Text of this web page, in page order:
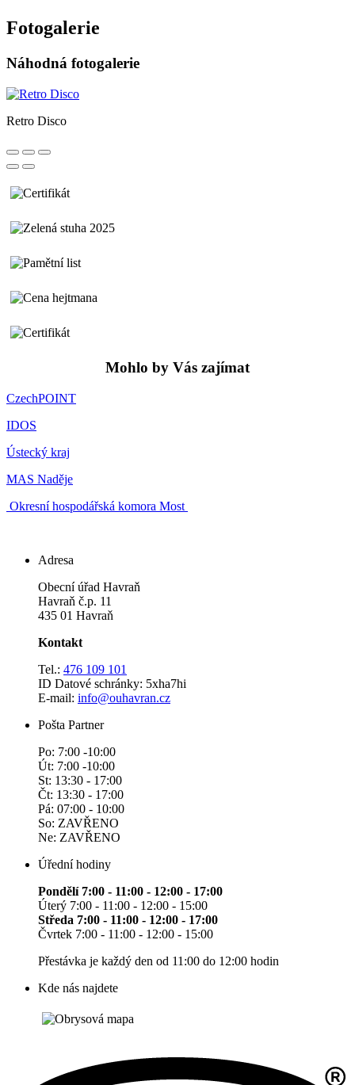
Fotogalerie
Náhodná fotogalerie
Retro Disco
Mohlo by Vás zajímat
CzechPOINT
IDOS
Ústecký kraj
MAS Naděje
Okresní hospodářská komora Most
Adresa
Obecní úřad Havraň
Havraň č.p. 11
435 01 Havraň
Kontakt
Tel.: 476 109 101
ID Datové schránky: 5xha7hi
E-mail: info@ouhavran.cz
Pošta Partner
Po: 7:00 -10:00
Út: 7:00 -10:00
St: 13:30 - 17:00
Čt: 13:30 - 17:00
Pá: 07:00 - 10:00
So: ZAVŘENO
Ne: ZAVŘENO
Úřední hodiny
Pondělí 7:00 - 11:00 - 12:00 - 17:00
Úterý 7:00 - 11:00 - 12:00 - 15:00
Středa 7:00 - 11:00 - 12:00 - 17:00
Čvrtek 7:00 - 11:00 - 12:00 - 15:00
Přestávka je každý den od 11:00 do 12:00 hodin
Kde nás najdete